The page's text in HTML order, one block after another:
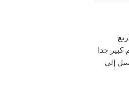
كبير جدا
إلى